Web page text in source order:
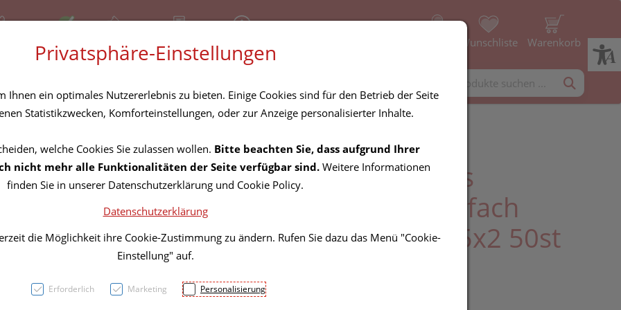
Offen Über uns Rezept-Anfrage Wunschliste Warenkorb
Mullkompressen-es
Hartmann/steril 12fach
17faedig 5x 5cm 25x2 50st
PZN: 2790934
Privatsphäre-Einstellungen
Ihnen ein optimales Nutzererlebnis zu bieten. Einige Cookies sind für den Betrieb der Seite
Statistikzwecken, Komforteinstellungen, oder zur Anzeige personalisierter Inhalte.
welche Cookies Sie zulassen wollen. Bitte beachten Sie, dass aufgrund Ihrer
nicht mehr alle Funktionalitäten der Seite verfügbar sind. Weitere Informationen
finden Sie in unserer Datenschutzerklärung und Cookie Policy.
Datenschutzerklärung
die Möglichkeit ihre Cookie-Zustimmung zu ändern. Rufen Sie dazu das Menü "Cookie-
Einstellung" auf.
Erforderlich Marketing Personalisierung